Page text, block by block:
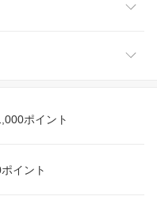
ポイント
イント